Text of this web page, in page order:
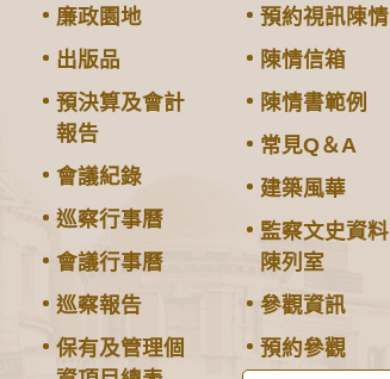
廉政園地
出版品
預決算及會計
報告
會議紀錄
巡察行事曆
會議行事曆
巡察報告
保有及管理個
預約視訊陳情
陳情信箱
陳情書範例
常見Q＆A
建築風華
監察文史資料
陳列室
參觀資訊
預約參觀